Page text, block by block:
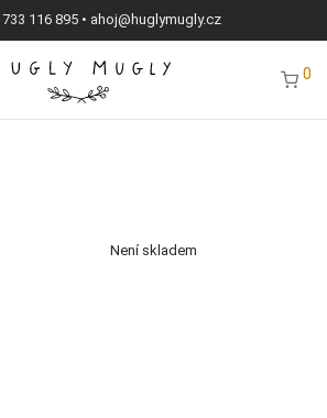
733 116 895 • ahoj@huglymugly.cz
0